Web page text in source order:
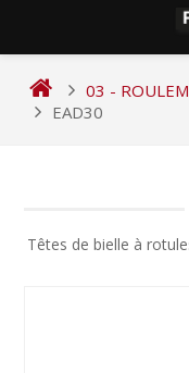
content
03 -
EAD30
Têtes de bielle à
DE